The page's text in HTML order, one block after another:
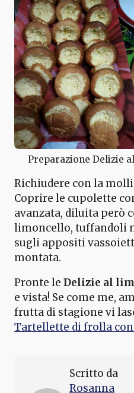
Preparazione Delizie
Richiudere con la
Coprire le cupolette
avanzata, diluita però
limoncello, tuffandoli
sugli appositi
montata.
Pronte le Delizie al
e vista! Se come me,
frutta di stagione vi
Tartellette di frolla
Scritto da
Rosanna